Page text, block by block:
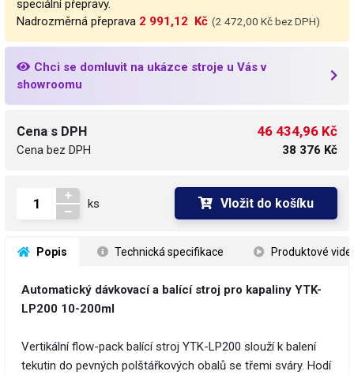
speciální přepravy.
Nadrozměrná přeprava 2 991,12  Kč (2 472,00 Kč bez DPH)
Chci se domluvit na ukázce stroje u Vás v
showroomu
Cena s DPH
Cena bez DPH
46 434,96 Kč
38 376 Kč
ks Vložit do košíku
Popis Technická specifikace Produktové
Automatický dávkovací a balící stroj pro kapaliny YTK-
LP200 10-200ml
Vertikální flow-pack balící stroj YTK-LP200 slouží k balení
tekutin do pevných polštářkových obalů se třemi sváry. Hodí